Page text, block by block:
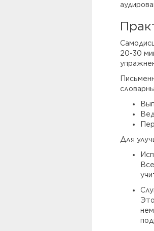
20-30
Для